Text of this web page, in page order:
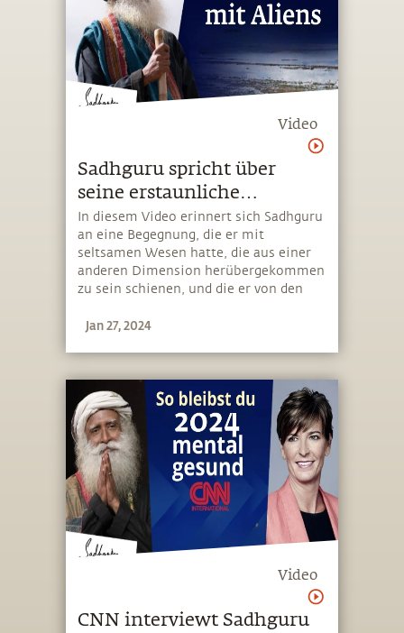
Video
Sadhguru spricht über
seine erstaunliche
Begegnung mit Aliens
In diesem Video erinnert sich Sadhguru
an eine Begegnung, die er mit
seltsamen Wesen hatte, die aus einer
anderen Dimension herübergekommen
zu sein schienen, und die er von den
anderer Bereiche unterscheidet
Jan 27, 2024
Video
CNN interviewt Sadhguru